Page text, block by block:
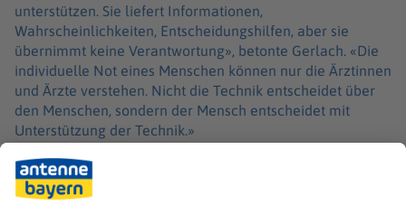
unterstützen. Sie liefert Informationen,
Wahrscheinlichkeiten, Entscheidungshilfen, aber sie
übernimmt keine Verantwortung», betonte Gerlach. «Die
individuelle Not eines Menschen können nur die Ärztinnen
und Ärzte verstehen. Nicht die Technik entscheidet über
den Menschen, sondern der Mensch entscheidet mit
Unterstützung der Technik.»
Gerlach sprach auf der Landesdelegiertenversammlung
des ärztlichen Berufsverbandes Hartmannbund.